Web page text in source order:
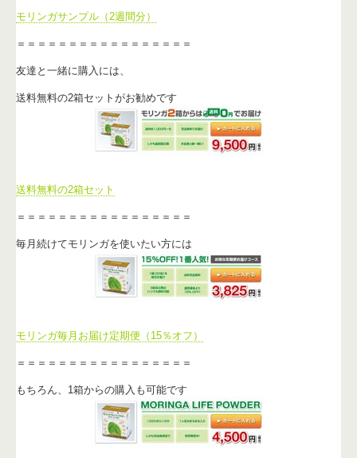
モリンガサンプル（2週間分）
＝＝＝＝＝＝＝＝＝＝＝＝＝＝＝＝＝
友達と一緒に購入には、
送料無料の2箱セットがお勧めです
送料無料の2箱セット
＝＝＝＝＝＝＝＝＝＝＝＝＝＝＝＝＝
毎月続けてモリンガを使いたい方には
モリンガ毎月お届け定期便（15％オフ）
＝＝＝＝＝＝＝＝＝＝＝＝＝＝＝＝＝
もちろん、1箱からの購入も可能です